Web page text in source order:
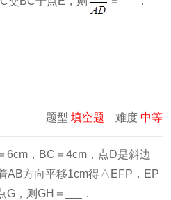
题型 填空题 难度 中等
，BC＝4cm，点D是斜边
AB方向平移1cm得△EFP，EP
G，则GH＝
．